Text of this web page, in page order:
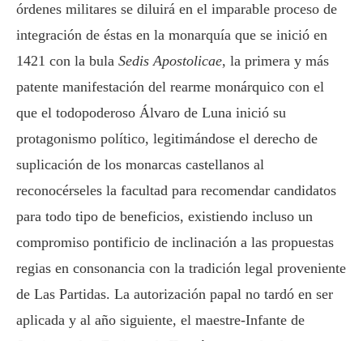
órdenes militares se diluirá en el imparable proceso de
integración de éstas en la monarquía que se inició en
1421 con la bula Sedis Apostolicae, la primera y más
patente manifestación del rearme monárquico con el
que el todopoderoso Álvaro de Luna inició su
protagonismo político, legitimándose el derecho de
suplicación de los monarcas castellanos al
reconocérseles la facultad para recomendar candidatos
para todo tipo de beneficios, existiendo incluso un
compromiso pontificio de inclinación a las propuestas
regias en consonancia con la tradición legal proveniente
de Las Partidas. La autorización papal no tardó en ser
aplicada y al año siguiente, el maestre-Infante de